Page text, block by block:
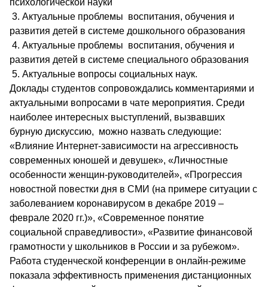
психологической науки
3. Актуальные проблемы воспитания, обучения и
развития детей в системе дошкольного образования
4. Актуальные проблемы воспитания, обучения и
развития детей в системе специального образования
5. Актуальные вопросы социальных наук.
Доклады студентов сопровождались комментариями и
актуальными вопросами в чате мероприятия. Среди
наиболее интересных выступлений, вызвавших
бурную дискуссию, можно назвать следующие:
«Влияние Интернет-зависимости на агрессивность
современных юношей и девушек», «Личностные
особенности женщин-руководителей», «Прогрессия
новостной повестки дня в СМИ (на примере ситуации с
заболеванием коронавирусом в декабре 2019 –
феврале 2020 гг.)», «Современное понятие
социальной справедливости», «Развитие финансовой
грамотности у школьников в России и за рубежом».
Работа студенческой конференции в онлайн-режиме
показала эффективность применения дистанционных